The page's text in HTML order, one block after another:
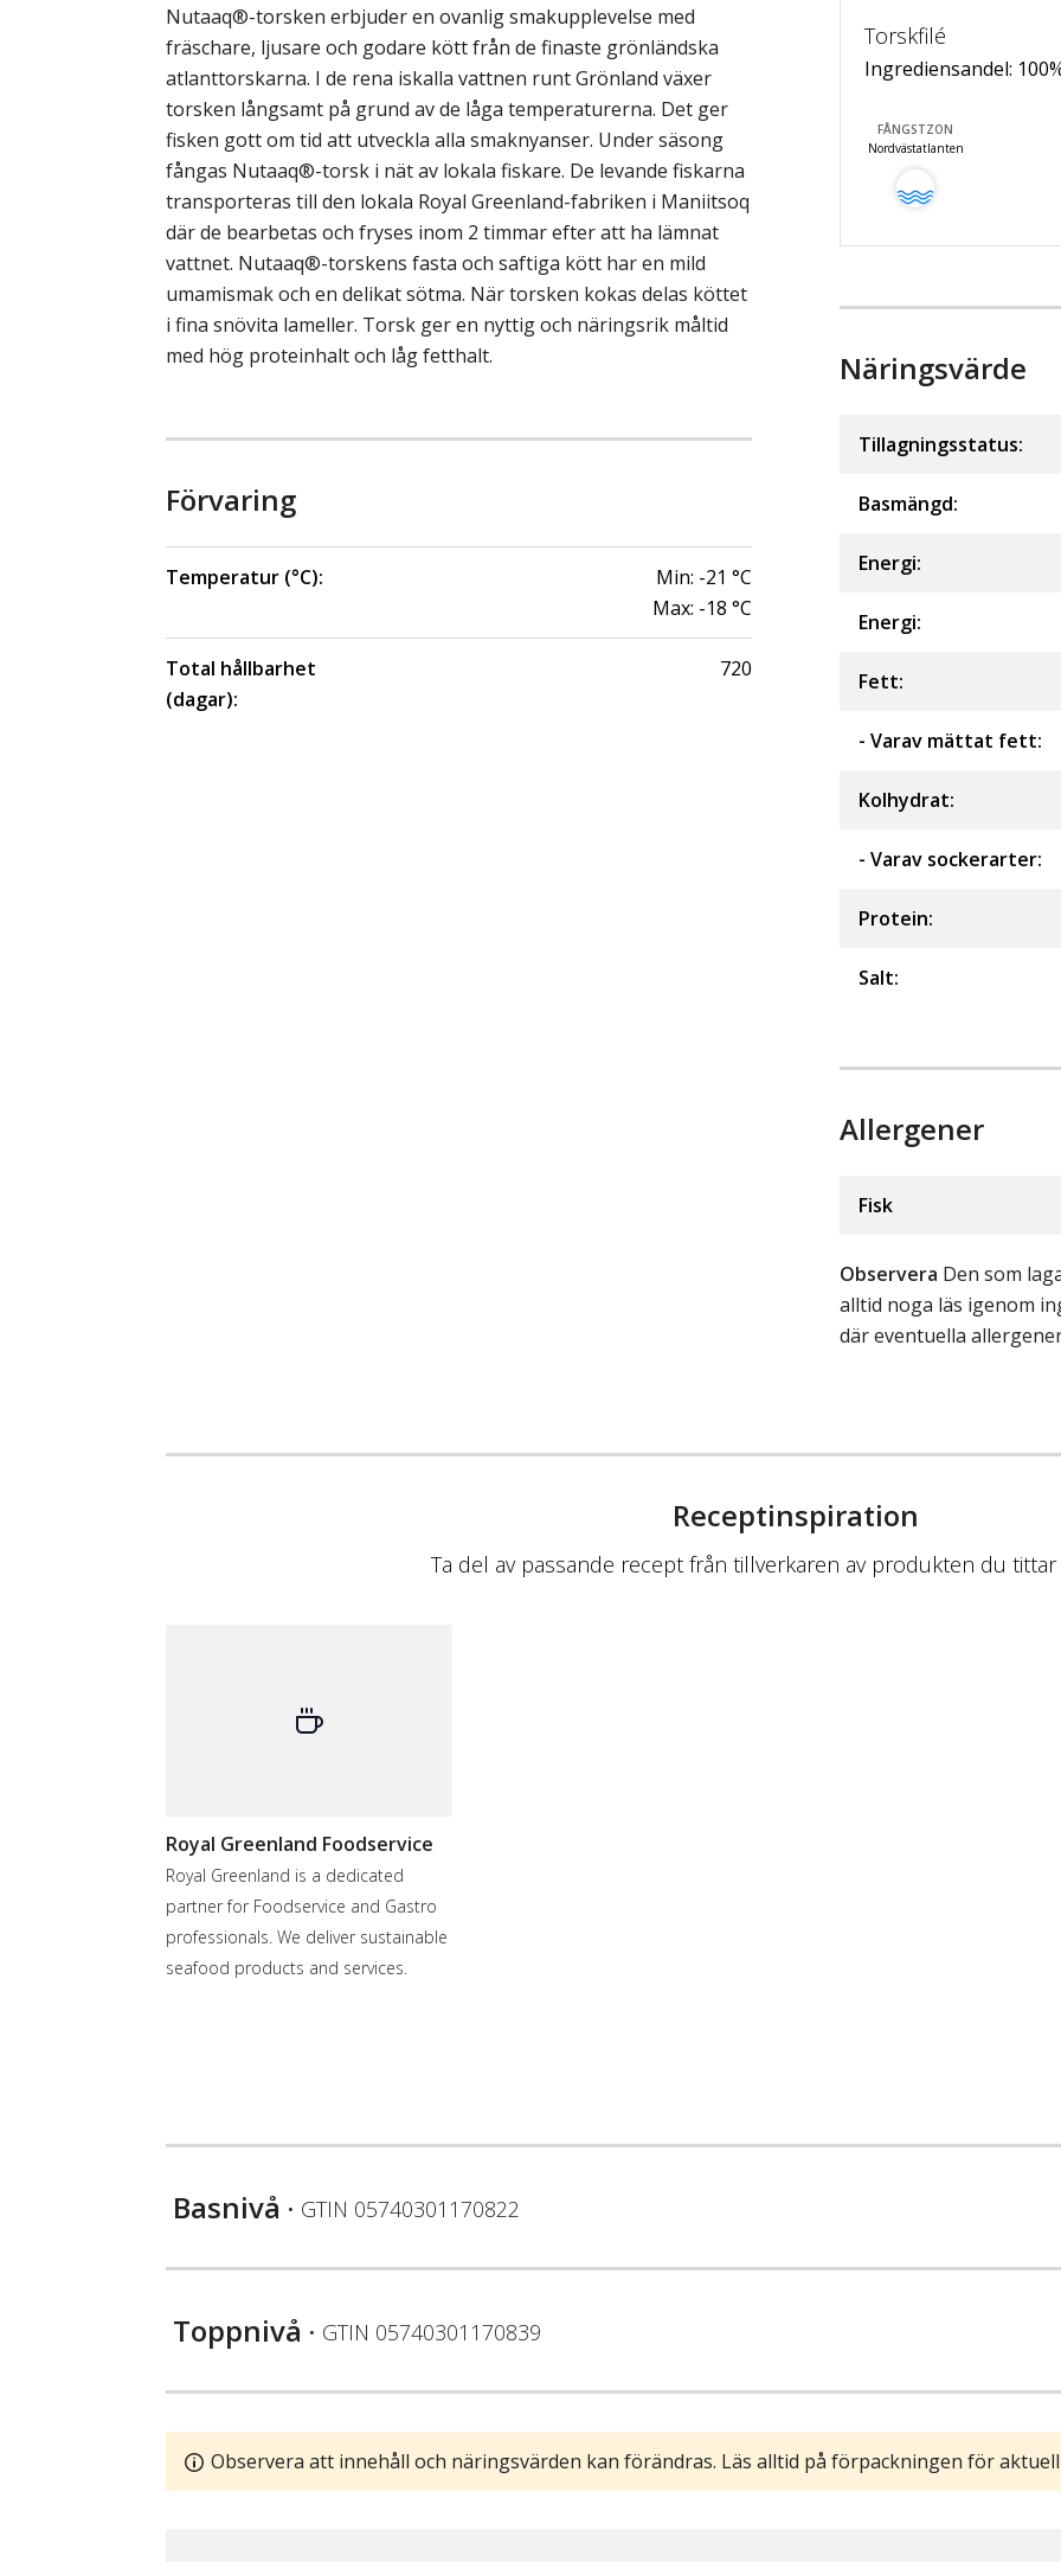
Nutaaq®-torsken erbjuder en ovanlig smakupplevelse med
fräschare, ljusare och godare kött från de finaste grönländska
atlanttorskarna. I de rena iskalla vattnen runt Grönland växer
torsken långsamt på grund av de låga temperaturerna. Det ger
fisken gott om tid att utveckla alla smaknyanser. Under säsong
fångas Nutaaq®-torsk i nät av lokala fiskare. De levande fiskarna
transporteras till den lokala Royal Greenland-fabriken i Maniitsoq
där de bearbetas och fryses inom 2 timmar efter att ha lämnat
vattnet. Nutaaq®-torskens fasta och saftiga kött har en mild
umamismak och en delikat sötma. När torsken kokas delas köttet
i fina snövita lameller. Torsk ger en nyttig och näringsrik måltid
med hög proteinhalt och låg fetthalt.
Förvaring
Temperatur (°C): Min: -21 °C
Max: -18 °C
Total hållbarhet
(dagar):
720
Torskfilé
Ingrediensandel: 100
FÅNGSTZON
Nordvästatlanten
Näringsvärde
Tillagningsstatus:
Basmängd:
Energi:
Energi:
Fett:
- Varav mättat fett:
Kolhydrat:
- Varav sockerarter:
Protein:
Salt:
Allergener
Fisk
Observera Den som
alltid noga läs igenom
där eventuella
Receptinspiration
Ta del av passande recept från tillverkaren av produkten du
Royal Greenland Foodservice
Royal Greenland is a dedicated
partner for Foodservice and Gastro
professionals. We deliver sustainable
seafood products and services.
Basnivå • GTIN 05740301170822
Toppnivå • GTIN 05740301170839
Observera att innehåll och näringsvärden kan förändras. Läs alltid på förpackningen för